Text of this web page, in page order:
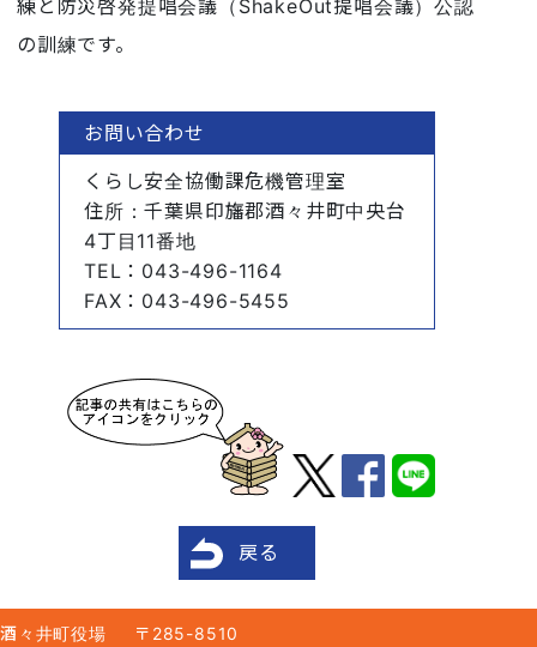
練と防災啓発提唱会議（ShakeOut提唱会議）公認
の訓練です。
お問い合わせ
くらし安全協働課危機管理室
住所 ：千葉県印旛郡酒々井町中央台
4丁目11番地
TEL ：043-496-1164
FAX ：043-496-5455
戻る
酒々井町役場 〒285-8510